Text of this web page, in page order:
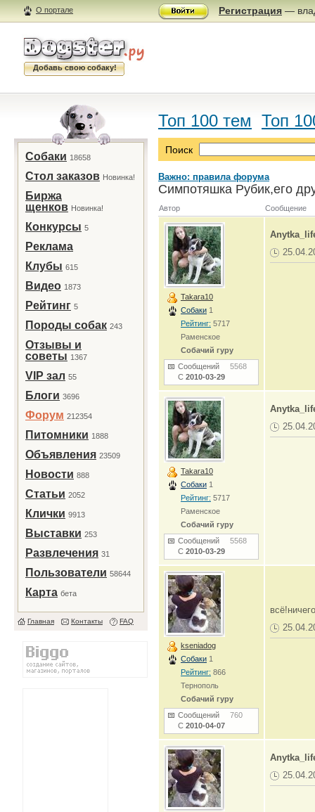
О портале Регистрация —
Добавь свою собаку!
Собаки 18658
Стол заказов Новинка!
Биржа
щенков Новинка!
Конкурсы 5
Реклама
Клубы 615
Видео 1873
Рейтинг 5
Породы собак 243
Отзывы и
советы 1367
VIP зал 55
Блоги 3696
Форум 212354
Питомники 1888
Объявления 23509
Новости 888
Статьи 2052
Клички 9913
Выставки 253
Развлечения 31
Пользователи 58644
Карта бета
Главная Контакты FAQ
Топ 100 тем Топ
Поиск
Важно: правила форума
Симпотяшка Рубик,его
Автор Сообщение
Takara10
Собаки 1
Рейтинг: 5717
Раменское
Собачий гуру
Сообщений 5568
С 2010-03-29
Takara10
Собаки 1
Рейтинг: 5717
Раменское
Собачий гуру
Сообщений 5568
С 2010-03-29
kseniadog
Собаки 1
Рейтинг: 866
Тернополь
Собачий гуру
Сообщений 760
С 2010-04-07